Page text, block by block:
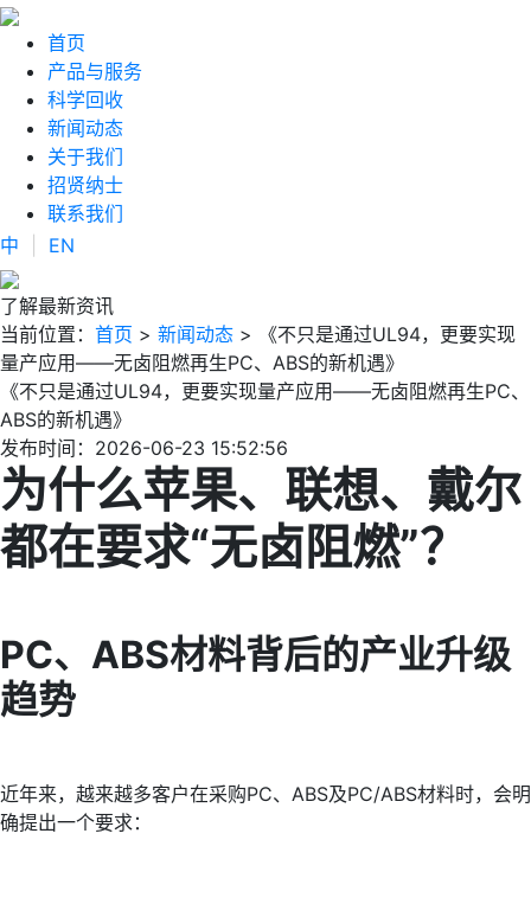
首页
产品与服务
科学回收
新闻动态
关于我们
招贤纳士
联系我们
中
EN
了解最新资讯
当前位置： 首页 > 新闻动态 > 《不只是通过UL94，更要实现
量产应用——无卤阻燃再生PC、ABS的新机遇》
《不只是通过UL94，更要实现量产应用——无卤阻燃再生PC、
ABS的新机遇》
发布时间：2026-06-23 15:52:56
为什么苹果、联想、戴尔
都在要求“无卤阻燃”？
PC、ABS材料背后的产业升级
趋势
近年来，越来越多客户在采购PC、ABS及PC/ABS材料时，会明
确提出一个要求：